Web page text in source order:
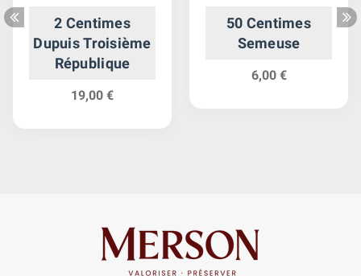
2 Centimes
Dupuis Troisième
République
19,00 €
50 Centimes
Semeuse
6,00 €